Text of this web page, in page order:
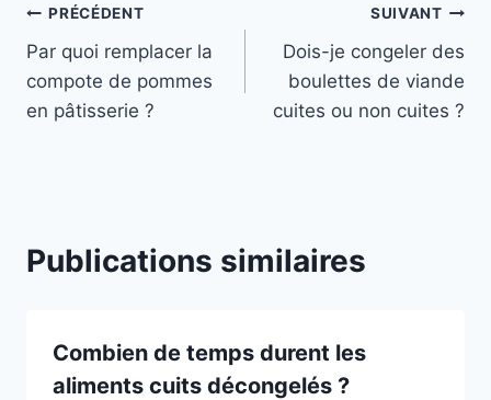
Navigation
de
l’article
PRÉCÉDENT
Par quoi remplacer la
compote de pommes
en pâtisserie ?
SUIVANT
Dois-je congeler des
boulettes de viande
cuites ou non cuites ?
Publications similaires
Combien de temps durent les
aliments cuits décongelés ?